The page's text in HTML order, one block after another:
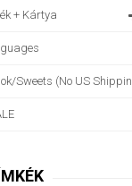
+ Kártya
sweets (no US